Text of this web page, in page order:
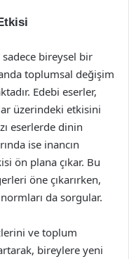
bireysel bir
toplumsal değişim
Edebi eserler,
üzerindeki etkisini
eserlerde dinin
ise inancın
ön plana çıkar. Bu
öne çıkarırken,
da sorgular.
ve toplum
bireylere yeni